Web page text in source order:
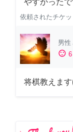
やすかった
依頼されたチケッ
男性
sentiment_satisfied 6
将棋教えま